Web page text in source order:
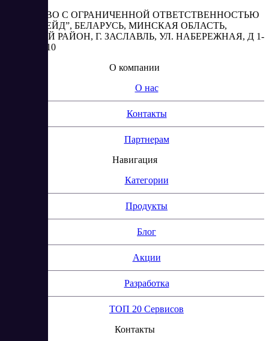
ОБЩЕСТВО С ОГРАНИЧЕННОЙ ОТВЕТСТВЕННОСТЬЮ
“АБЕСТРЕЙД”, БЕЛАРУСЬ, МИНСКАЯ ОБЛАСТЬ,
МИНСКИЙ РАЙОН, Г. ЗАСЛАВЛЬ, УЛ. НАБЕРЕЖНАЯ, Д 1-
2, КОМ. 310
О компании
О нас
Контакты
Партнерам
Навигация
Категории
Продукты
Блог
Акции
Разработка
ТОП 20 Сервисов
Контакты